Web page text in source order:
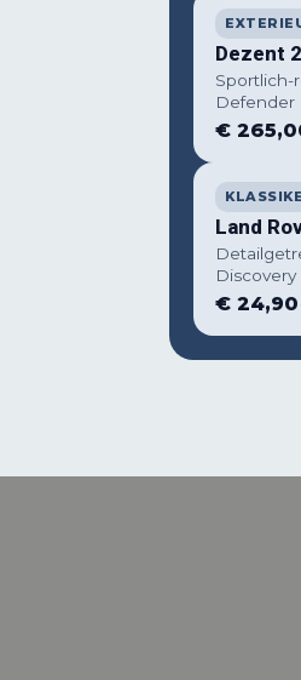
Dezent
Sportlich-
Defender
€
Land
Discovery
€ 24,90